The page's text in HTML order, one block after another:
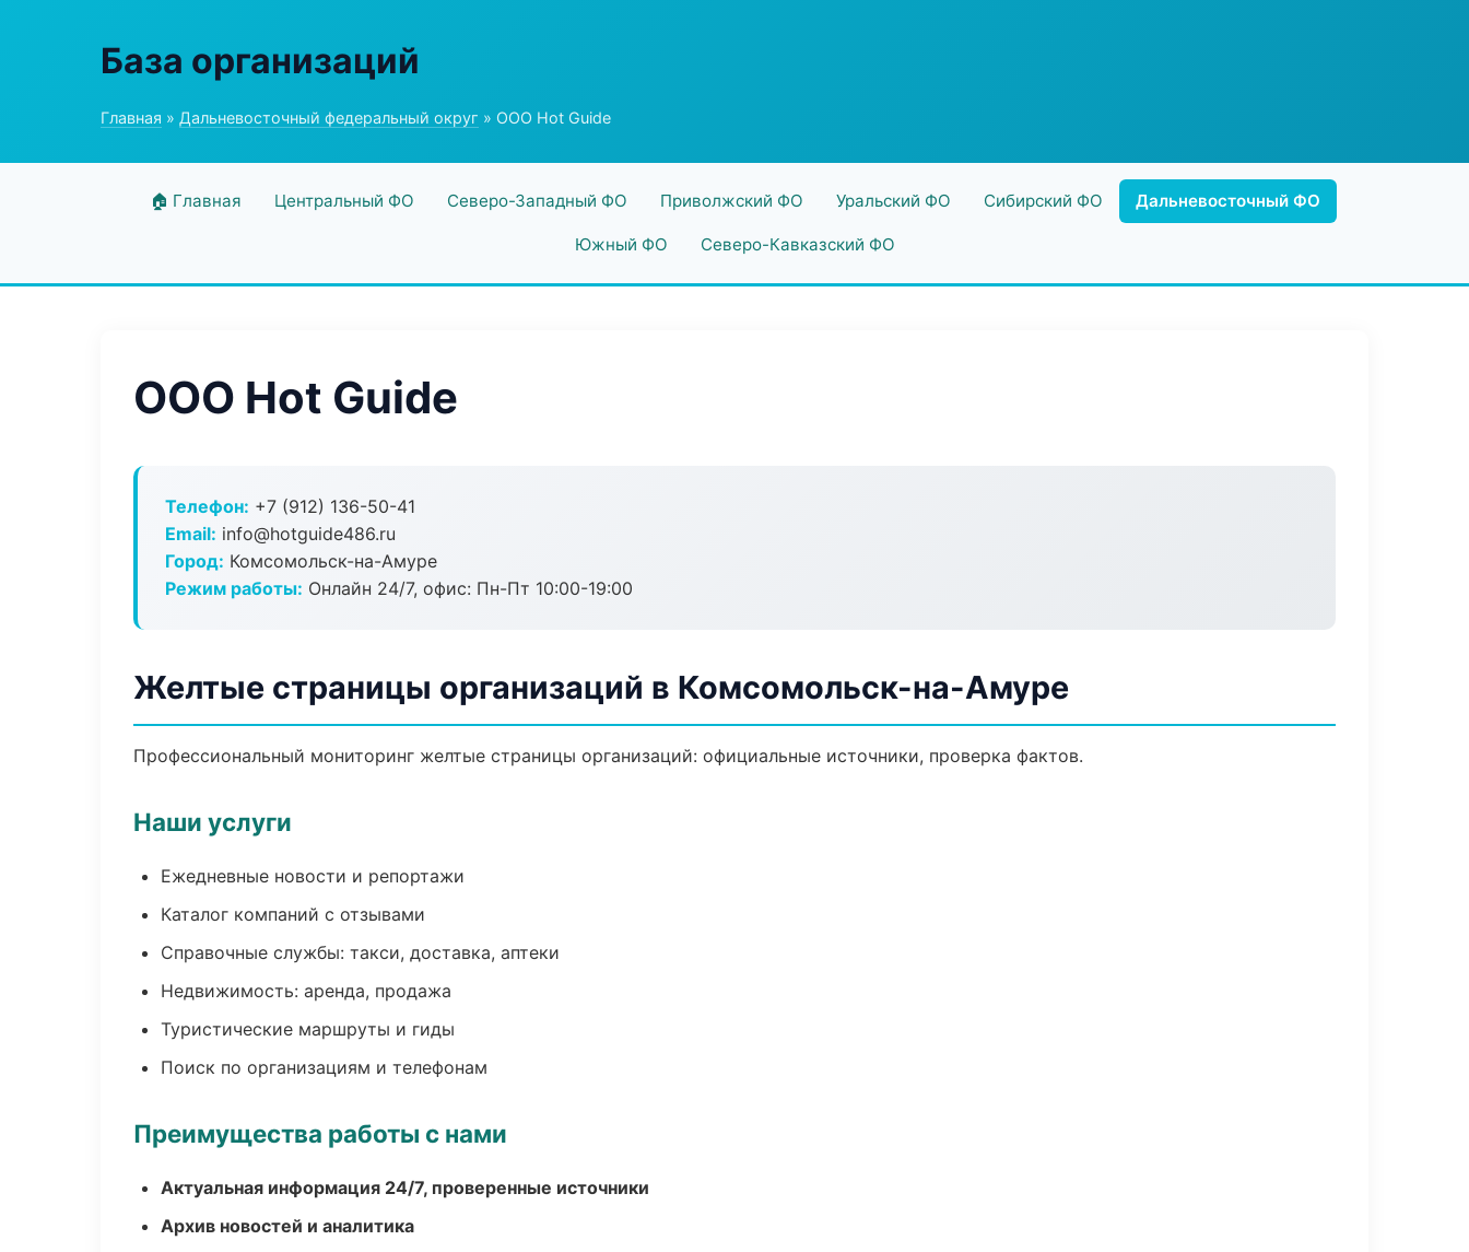
База организаций
Главная » Дальневосточный федеральный округ » ООО Hot Guide
🏠 Главная Центральный ФО Северо-Западный ФО Приволжский ФО Уральский ФО Сибирский ФО Дальневосточный ФО
Южный ФО Северо-Кавказский ФО
ООО Hot Guide
Телефон: +7 (912) 136-50-41
Email: info@hotguide486.ru
Город: Комсомольск-на-Амуре
Режим работы: Онлайн 24/7, офис: Пн-Пт 10:00-19:00
Желтые страницы организаций в Комсомольск-на-Амуре
Профессиональный мониторинг желтые страницы организаций: официальные источники, проверка фактов.
Наши услуги
Ежедневные новости и репортажи
Каталог компаний с отзывами
Справочные службы: такси, доставка, аптеки
Недвижимость: аренда, продажа
Туристические маршруты и гиды
Поиск по организациям и телефонам
Преимущества работы с нами
Актуальная информация 24/7, проверенные источники
Архив новостей и аналитика